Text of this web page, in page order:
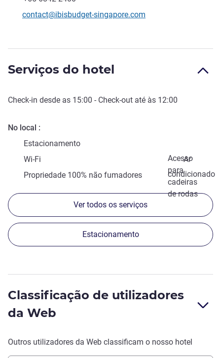
E-mail de contacto
contact@ibisbudget-singapore.com
Serviços do hotel
Check-in desde as 15:00 - Check-out até às 12:00
No local
Estacionamento
Acesso
para
cadeiras
de rodas
Wi-Fi
Ar
condicionado
Propriedade 100% não fumadores
Ver todos os serviços
Estacionamento
Classificação de utilizadores
da Web
Outros utilizadores da Web classificam o nosso hotel